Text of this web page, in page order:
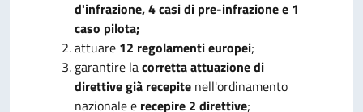
d'infrazione, 4 casi di pre-infrazione e 1
caso pilota;
attuare 12 regolamenti europei;
garantire lacorretta attuazione di
direttive già recepite nell'ordinamento
nazionale e recepire 2 direttive;